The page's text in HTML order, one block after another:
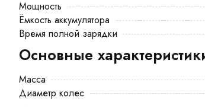
Мощность
Ёмкость аккумулятора
Время полной зарядки
Основные
Масса
Диаметр колес